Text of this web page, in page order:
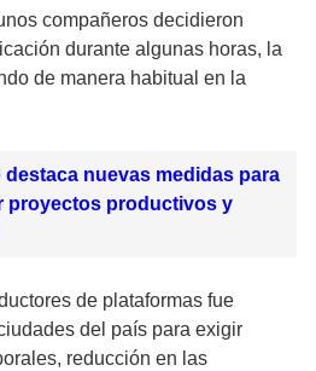
compañeros decidieron
durante algunas horas, la
de manera habitual en la
destaca nuevas medidas para
proyectos productivos y
de plataformas fue
del país para exigir
reducción en las